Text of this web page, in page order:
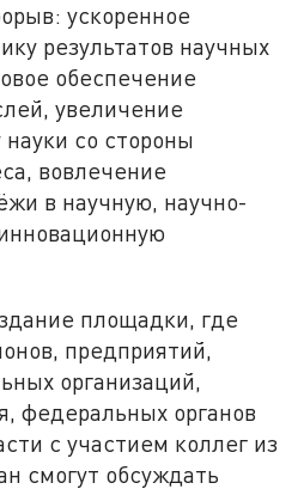
ускоренное
результатов научных
обеспечение
увеличение
со стороны
вовлечение
в научную, научно-
площадки, где
предприятий,
организаций,
федеральных органов
с участием коллег из
смогут обсуждать